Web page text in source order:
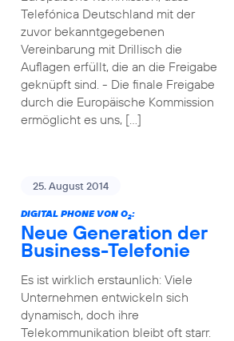
Telefónica Deutschland mit der
zuvor bekanntgegebenen
Vereinbarung mit Drillisch die
Auflagen erfüllt, die an die Freigabe
geknüpft sind. - Die finale Freigabe
durch die Europäische Kommission
ermöglicht es uns, […]
25. August 2014
DIGITAL PHONE VON O2:
Neue Generation der
Business-Telefonie
Es ist wirklich erstaunlich: Viele
Unternehmen entwickeln sich
dynamisch, doch ihre
Telekommunikation bleibt oft starr.